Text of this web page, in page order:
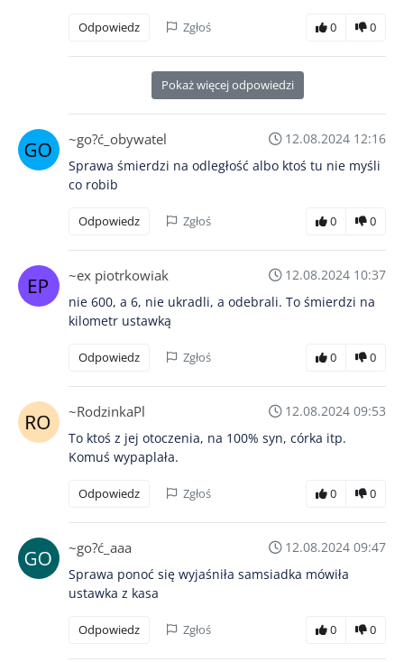
Odpowiedz Zgłoś 0 0
Pokaż więcej odpowiedzi
~go?ć_obywatel
12.08.2024 12:16
Sprawa śmierdzi na odległość albo ktoś tu nie myśli
co robib
Odpowiedz Zgłoś 0 0
~ex piotrkowiak
12.08.2024 10:37
nie 600, a 6, nie ukradli, a odebrali. To śmierdzi na
kilometr ustawką
Odpowiedz Zgłoś 0 0
~RodzinkaPl
12.08.2024 09:53
To ktoś z jej otoczenia, na 100% syn, córka itp.
Komuś wypaplała.
Odpowiedz Zgłoś 0 0
~go?ć_aaa
12.08.2024 09:47
Sprawa ponoć się wyjaśniła samsiadka mówiła
ustawka z kasa
Odpowiedz Zgłoś 0 0